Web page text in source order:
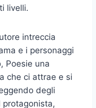
livelli.
intreccia
e i personaggi
Poesie una
che ci attrae e si
degli